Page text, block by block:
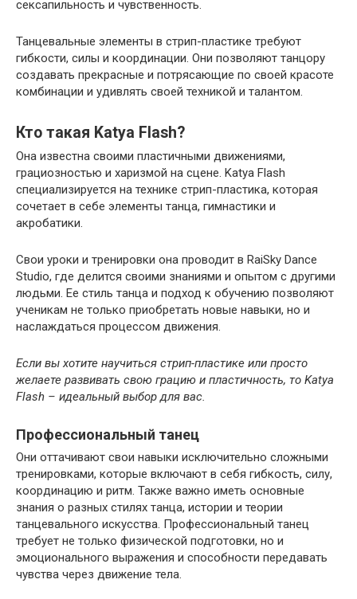
сексапильность и чувственность.
Танцевальные элементы в стрип-пластике требуют
гибкости, силы и координации. Они позволяют танцору
создавать прекрасные и потрясающие по своей красоте
комбинации и удивлять своей техникой и талантом.
Кто такая Katya Flash?
Она известна своими пластичными движениями,
грациозностью и харизмой на сцене. Katya Flash
специализируется на технике стрип-пластика, которая
сочетает в себе элементы танца, гимнастики и
акробатики.
Свои уроки и тренировки она проводит в RaiSky Dance
Studio, где делится своими знаниями и опытом с другими
людьми. Ее стиль танца и подход к обучению позволяют
ученикам не только приобретать новые навыки, но и
наслаждаться процессом движения.
Если вы хотите научиться стрип-пластике или просто
желаете развивать свою грацию и пластичность, то Katya
Flash – идеальный выбор для вас.
Профессиональный танец
Они оттачивают свои навыки исключительно сложными
тренировками, которые включают в себя гибкость, силу,
координацию и ритм. Также важно иметь основные
знания о разных стилях танца, истории и теории
танцевального искусства. Профессиональный танец
требует не только физической подготовки, но и
эмоционального выражения и способности передавать
чувства через движение тела.